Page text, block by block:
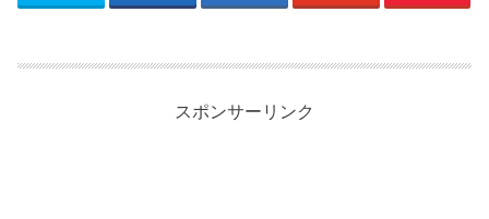
スポンサーリンク